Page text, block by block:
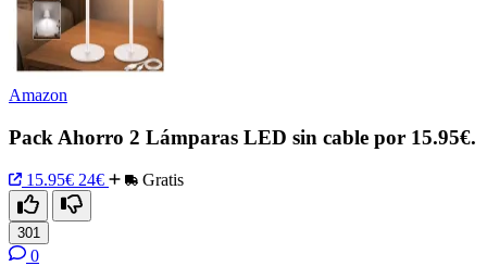
Amazon
Pack Ahorro 2 Lámparas LED sin cable por 15.95€.
15.95€ 24€ Gratis
301
0